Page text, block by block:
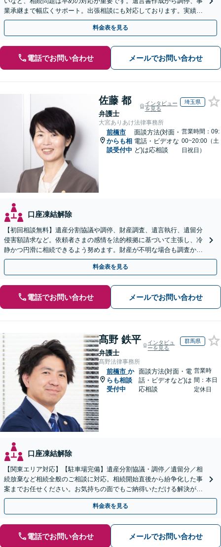
業承継まで幅広くサポート。出張相談にも対応しております。実績豊
富な当事務所へ今すぐご連絡ください【初回相談無料】
料金表を見る
電話でお問い合わせ メールでお問い合わせ
佐藤 都
弁護士
インタビュー
を見る
埼玉県
大宮ありあけ法律事務所
前橋市
からも相
談受付中
面談方法(対面・
電話・ビデオな
ど)は応相談
営業時間：09:
00~20:00（土
日祝日）
口座凍結解除
【初回相談無料】遺産分割協議や調停、財産調査、遺言執行、遺留分
侵害額請求など。依頼者さまの感情を法的根拠に基づいて主張し、冷
静かつ円滑に相続できるよう努めます。財産が不明な場合も調査から
対応します。
料金表を見る
電話でお問い合わせ メールでお問い合わせ
髙野 鉄平
弁護士
インタビュ
ーを見る
群馬県
髙野法律事務所
前橋市 か
らも相談
受付中
面談方法(対面・電
話・ビデオなど)は
応相談
営業時
間：本日
定休日
口座凍結解除
【関東エリア対応】【駐車場完備】遺産分割協議・調停／遺留分／相
続放棄など相続全般のご相談に対応。相続開始直後から紛争化した事
案までお任せください。お気持ちの面でもご納得いただける解決がで
きるよう粘り強く対応いたします【休日・夜間対応可】
料金表を見る
電話でお問い合わせ メールでお問い合わせ